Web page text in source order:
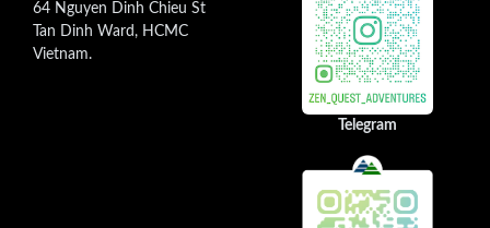
64 Nguyen Dinh Chieu St
Tan Dinh Ward, HCMC
Vietnam.
Telegram